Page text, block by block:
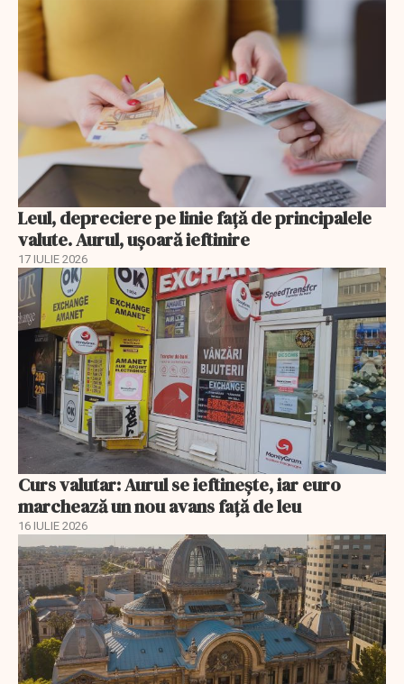
Leul, depreciere pe linie faţă de principalele
valute. Aurul, uşoară ieftinire
17 IULIE 2026
Curs valutar: Aurul se ieftinește, iar euro
marchează un nou avans faţă de leu
16 IULIE 2026